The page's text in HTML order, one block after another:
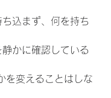
込まず、何を持ち
かに確認している
を変えることはしな